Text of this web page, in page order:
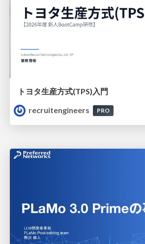
トヨタ⽣産⽅式(TPS)⼊⾨
recruitengineers
PRO